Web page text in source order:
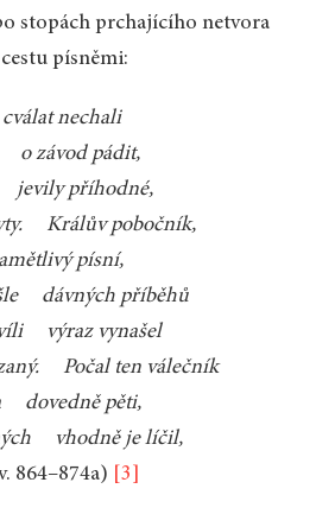
stopách prchajícího netvora
písněmi:
nechali
o závod pádit,
jevily příhodné,
Králův pobočník,
písní,
dávných příběhů
výraz vynašel
Počal ten válečník
dovedně pěti,
vhodně je líčil,
864–874a) [3]